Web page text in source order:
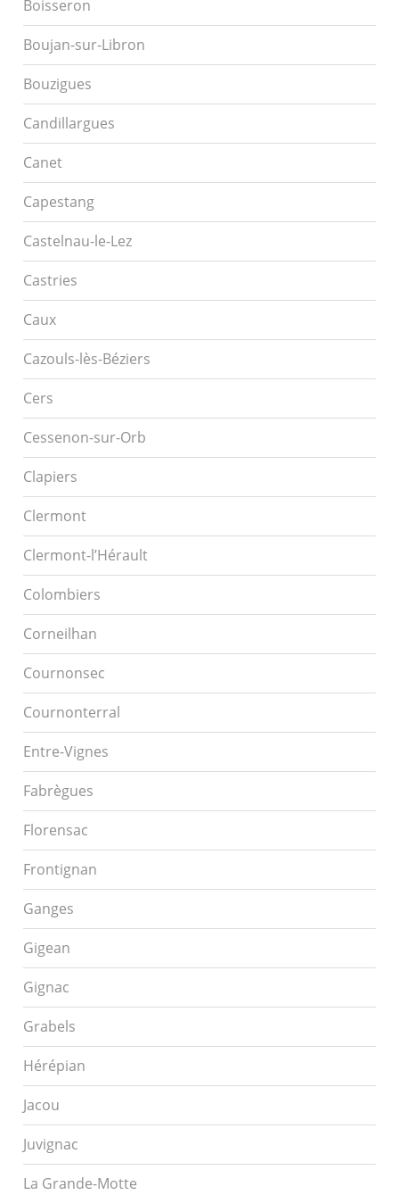
Boisseron
Boujan-sur-Libron
Bouzigues
Candillargues
Canet
Capestang
Castelnau-le-Lez
Castries
Caux
Cazouls-lès-Béziers
Cers
Cessenon-sur-Orb
Clapiers
Clermont
Clermont-l’Hérault
Colombiers
Corneilhan
Cournonsec
Cournonterral
Entre-Vignes
Fabrègues
Florensac
Frontignan
Ganges
Gigean
Gignac
Grabels
Hérépian
Jacou
Juvignac
La Grande-Motte